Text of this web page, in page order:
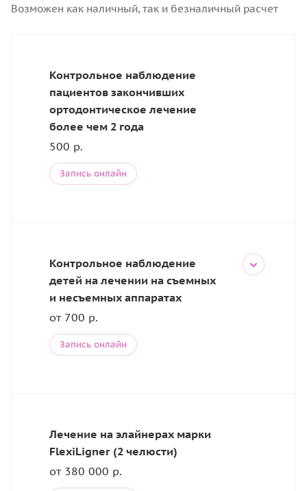
Возможен как наличный, так и безналичный расчет
Контрольное наблюдение
пациентов закончивших
ортодонтическое лечение
более чем 2 года
500 р.
Запись онлайн
Контрольное наблюдение
детей на лечении на съемных
и несъемных аппаратах
от 700 р.
Запись онлайн
Лечение на элайнерах марки
FlexiLigner (2 челюсти)
от 380 000 р.